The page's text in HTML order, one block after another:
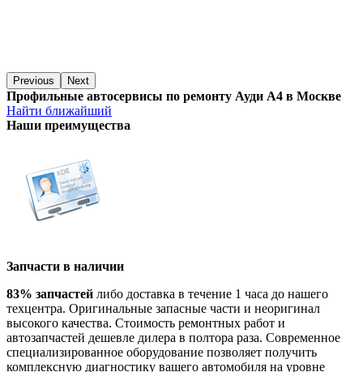
Previous Next
Профильные автосервисы по ремонту Ауди А4 в Москве
Найти ближайший
Наши преимущества
Запчасти в наличии
83% запчастей либо доставка в течение 1 часа до нашего
техцентра. Оригинальные запасные части и неоригинал
высокого качества. Стоимость ремонтных работ и
автозапчастей дешевле дилера в полтора раза. Современное
специализированное оборудование позволяет получить
комплексную диагностику вашего автомобиля на уровне